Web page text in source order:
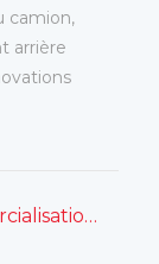
camion,
arrière
Fulongma L'importance et les avantages de la commercialisation des services d'assainissement